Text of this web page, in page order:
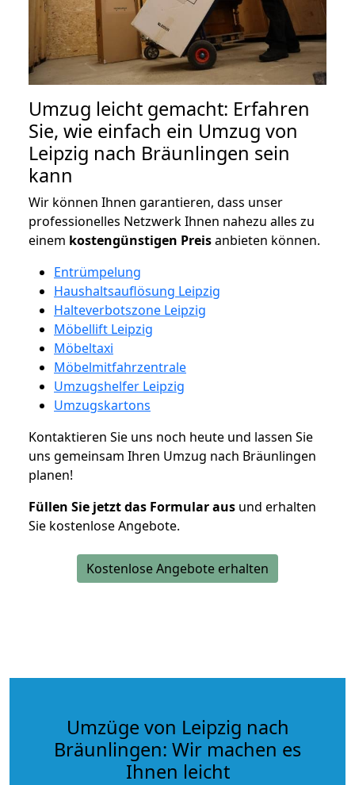
Umzug leicht gemacht: Erfahren
Sie, wie einfach ein Umzug von
Leipzig nach Bräunlingen sein
kann
Wir können Ihnen garantieren, dass unser
professionelles Netzwerk Ihnen nahezu alles zu
einem kostengünstigen Preisanbieten können.
Entrümpelung
Haushaltsauflösung Leipzig
Halteverbotszone Leipzig
Möbellift Leipzig
Möbeltaxi
Möbelmitfahrzentrale
Umzugshelfer Leipzig
Umzugskartons
Kontaktieren Sie uns noch heute und lassen Sie
uns gemeinsam Ihren Umzug nach Bräunlingen
planen!
Füllen Sie jetzt das Formular aus und erhalten
Sie kostenlose Angebote.
Kostenlose Angebote erhalten
Umzüge von Leipzig nach
Bräunlingen: Wir machen es
Ihnen leicht